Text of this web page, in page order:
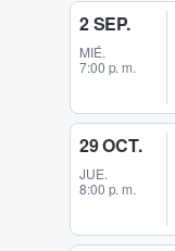
2 SEP.
MIÉ.
7:00 p. m.
29 OCT.
JUE.
8:00 p. m.